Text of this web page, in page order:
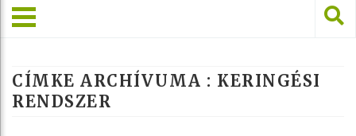
CÍMKE ARCHÍVUMA : KERINGÉSI
RENDSZER